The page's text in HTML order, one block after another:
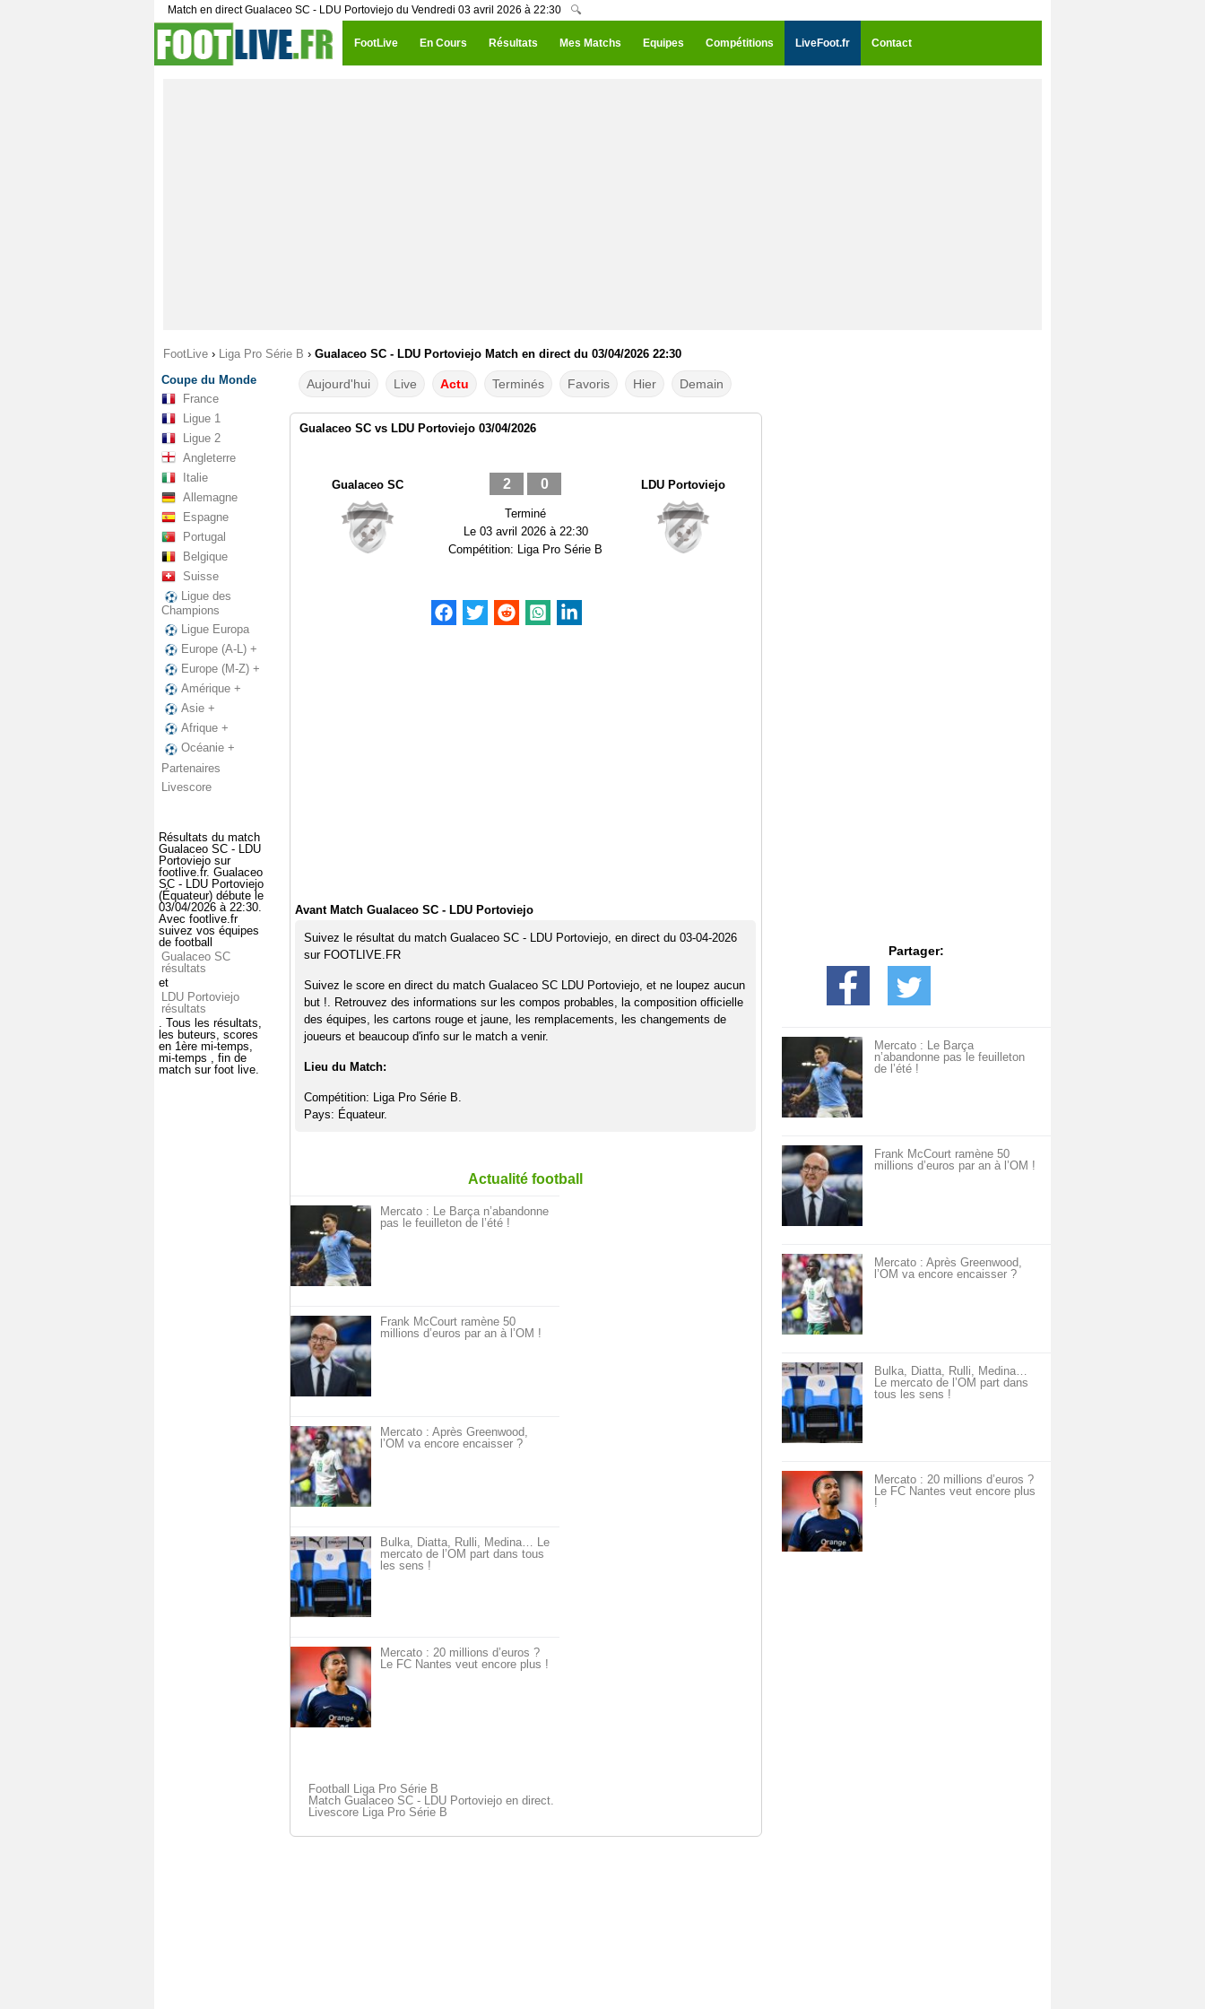
Match en direct Gualaceo SC - LDU Portoviejo du Vendredi 03 avril 2026 à 22:30 🔍
FootLive En Cours Résultats Mes Matchs Equipes Compétitions LiveFoot.fr Contact
FootLive › Liga Pro Série B › Gualaceo SC - LDU Portoviejo Match en direct du 03/04/2026 22:30
Coupe du Monde
France
Ligue 1
Ligue 2
Angleterre
Italie
Allemagne
Espagne
Portugal
Belgique
Suisse
Ligue des
Champions
Ligue Europa
Europe (A-L) +
Europe (M-Z) +
Amérique +
Asie +
Afrique +
Océanie +
Partenaires
Livescore
Résultats du match
Gualaceo SC - LDU
Portoviejo sur
footlive.fr. Gualaceo
SC - LDU Portoviejo
(Équateur) débute le
03/04/2026 à 22:30.
Avec footlive.fr
suivez vos équipes
de football
Gualaceo SC
résultats
et
LDU Portoviejo
résultats
. Tous les résultats,
les buteurs, scores
en 1ère mi-temps,
mi-temps , fin de
match sur foot live.
Aujourd'hui Live Actu Terminés Favoris Hier Demain
Gualaceo SC vs LDU Portoviejo 03/04/2026
Gualaceo SC 2 0
Terminé
Le 03 avril 2026 à 22:30
Compétition: Liga Pro Série B
LDU Portoviejo
Avant Match Gualaceo SC - LDU Portoviejo
Suivez le résultat du match Gualaceo SC - LDU Portoviejo, en direct du 03-04-2026
sur FOOTLIVE.FR
Suivez le score en direct du match Gualaceo SC LDU Portoviejo, et ne loupez aucun
but !. Retrouvez des informations sur les compos probables, la composition officielle
des équipes, les cartons rouge et jaune, les remplacements, les changements de
joueurs et beaucoup d'info sur le match a venir.
Lieu du Match:
Compétition: Liga Pro Série B.
Pays: Équateur.
Actualité football
Mercato : Le Barça n’abandonne
pas le feuilleton de l’été !
Frank McCourt ramène 50
millions d’euros par an à l’OM !
Mercato : Après Greenwood,
l’OM va encore encaisser ?
Bulka, Diatta, Rulli, Medina… Le
mercato de l’OM part dans tous
les sens !
Mercato : 20 millions d’euros ?
Le FC Nantes veut encore plus !
Football Liga Pro Série B
Match Gualaceo SC - LDU Portoviejo en direct.
Livescore Liga Pro Série B
Partager:
Mercato : Le Barça
n’abandonne pas le feuilleton
de l’été !
Frank McCourt ramène 50
millions d’euros par an à l’OM !
Mercato : Après Greenwood,
l’OM va encore encaisser ?
Bulka, Diatta, Rulli, Medina…
Le mercato de l’OM part dans
tous les sens !
Mercato : 20 millions d’euros ?
Le FC Nantes veut encore plus
!